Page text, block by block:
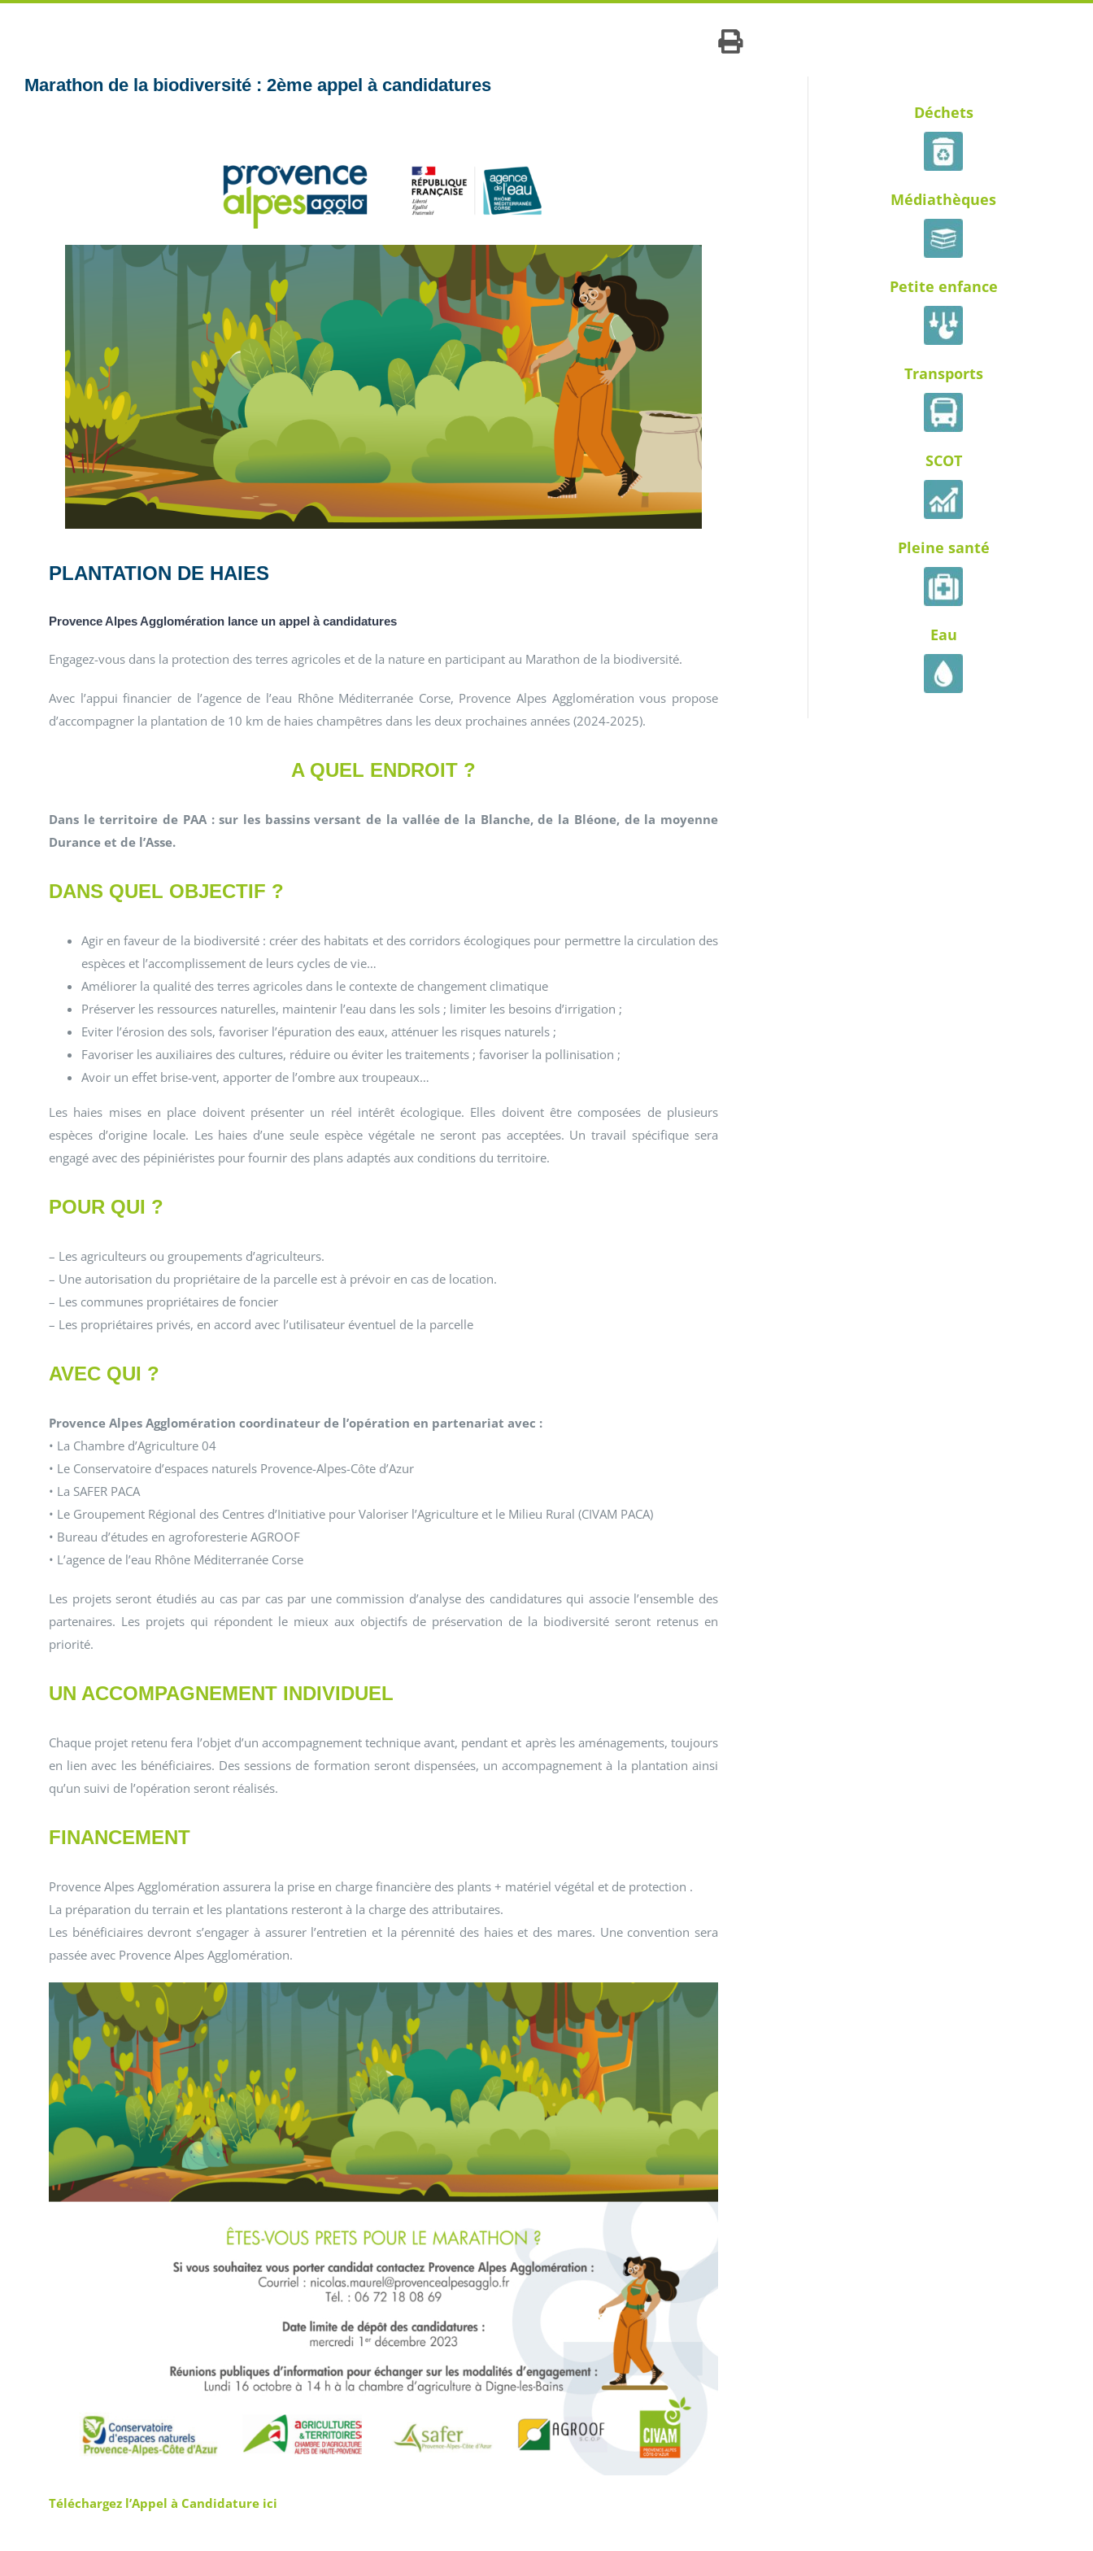
Marathon de la biodiversité : 2ème appel à candidatures
PLANTATION DE HAIES
Provence Alpes Agglomération lance un appel à candidatures
Engagez-vous dans la protection des terres agricoles et de la nature en participant au Marathon de la biodiversité.
Avec l’appui financier de l’agence de l’eau Rhône Méditerranée Corse, Provence Alpes Agglomération vous propose
d’accompagner la plantation de 10 km de haies champêtres dans les deux prochaines années (2024-2025).
A QUEL ENDROIT ?
Dans le territoire de PAA : sur les bassins versant de la vallée de la Blanche, de la Bléone, de la moyenne
Durance et de l’Asse.
DANS QUEL OBJECTIF ?
Agir en faveur de la biodiversité : créer des habitats et des corridors écologiques pour permettre la circulation des
espèces et l’accomplissement de leurs cycles de vie…
Améliorer la qualité des terres agricoles dans le contexte de changement climatique
Préserver les ressources naturelles, maintenir l’eau dans les sols ; limiter les besoins d’irrigation ;
Eviter l’érosion des sols, favoriser l’épuration des eaux, atténuer les risques naturels ;
Favoriser les auxiliaires des cultures, réduire ou éviter les traitements ; favoriser la pollinisation ;
Avoir un effet brise-vent, apporter de l’ombre aux troupeaux…
Les haies mises en place doivent présenter un réel intérêt écologique. Elles doivent être composées de plusieurs
espèces d’origine locale. Les haies d’une seule espèce végétale ne seront pas acceptées. Un travail spécifique sera
engagé avec des pépiniéristes pour fournir des plans adaptés aux conditions du territoire.
POUR QUI ?
– Les agriculteurs ou groupements d’agriculteurs.
– Une autorisation du propriétaire de la parcelle est à prévoir en cas de location.
– Les communes propriétaires de foncier
– Les propriétaires privés, en accord avec l’utilisateur éventuel de la parcelle
AVEC QUI ?
Provence Alpes Agglomération coordinateur de l’opération en partenariat avec :
• La Chambre d’Agriculture 04
• Le Conservatoire d’espaces naturels Provence-Alpes-Côte d’Azur
• La SAFER PACA
• Le Groupement Régional des Centres d’Initiative pour Valoriser l’Agriculture et le Milieu Rural (CIVAM PACA)
• Bureau d’études en agroforesterie AGROOF
• L’agence de l’eau Rhône Méditerranée Corse
Les projets seront étudiés au cas par cas par une commission d’analyse des candidatures qui associe l’ensemble des
partenaires. Les projets qui répondent le mieux aux objectifs de préservation de la biodiversité seront retenus en
priorité.
UN ACCOMPAGNEMENT INDIVIDUEL
Chaque projet retenu fera l’objet d’un accompagnement technique avant, pendant et après les aménagements, toujours
en lien avec les bénéficiaires. Des sessions de formation seront dispensées, un accompagnement à la plantation ainsi
qu’un suivi de l’opération seront réalisés.
FINANCEMENT
Provence Alpes Agglomération assurera la prise en charge financière des plants + matériel végétal et de protection .
La préparation du terrain et les plantations resteront à la charge des attributaires.
Les bénéficiaires devront s’engager à assurer l’entretien et la pérennité des haies et des mares. Une convention sera
passée avec Provence Alpes Agglomération.
Téléchargez l’Appel à Candidature ici
Déchets
Médiathèques
Petite enfance
Transports
SCOT
Pleine santé
Eau